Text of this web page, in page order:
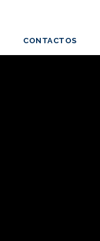
CONTACTOS